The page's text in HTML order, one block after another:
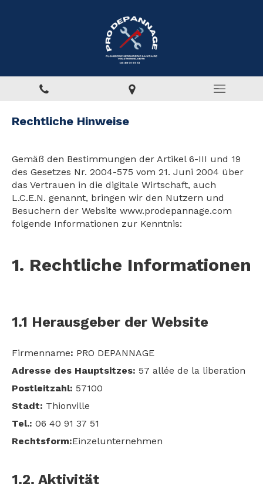
Rechtliche Hinweise
Gemäß den Bestimmungen der Artikel 6-III und 19
des Gesetzes Nr. 2004-575 vom 21. Juni 2004 über
das Vertrauen in die digitale Wirtschaft, auch
L.C.E.N. genannt, bringen wir den Nutzern und
Besuchern der Website www.prodepannage.com
folgende Informationen zur Kenntnis:
1. Rechtliche Informationen
1.1 Herausgeber der Website
Firmenname: PRO DEPANNAGE
Adresse des Hauptsitzes: 57 allée de la liberation
Postleitzahl: 57100
Stadt: Thionville
Tel.: 06 40 91 37 51
Rechtsform:Einzelunternehmen
1.2. Aktivität